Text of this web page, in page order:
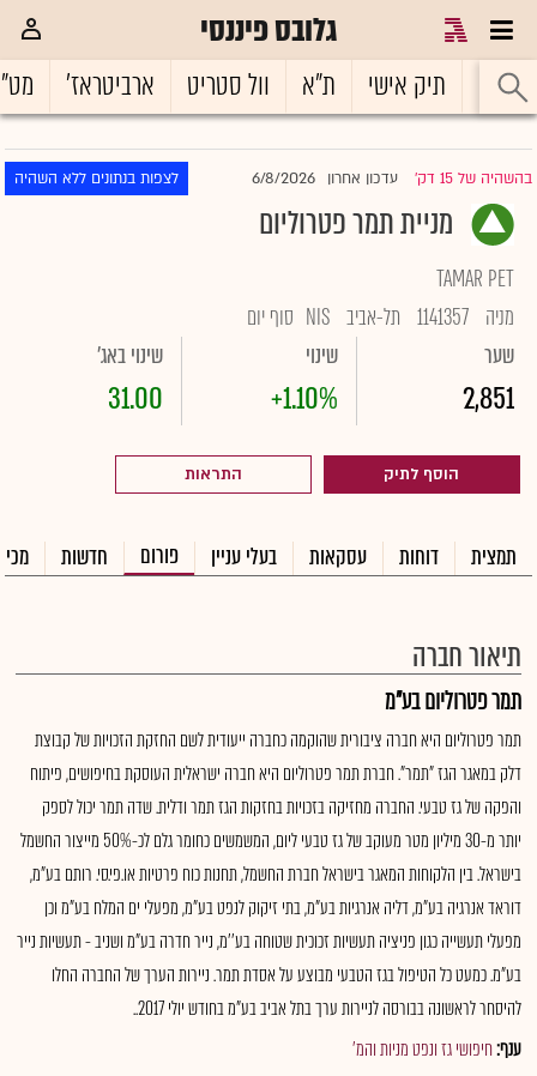
גלובס פיננסי
ראשי תיק אישי ת"א וול סטריט ארביטראז'
בהשהיה של 15 דק' |עדכון אחרון 6/8/2026 לצפות בנתונים ללא השהיה
מניית תמר פטרוליום
TAMAR PET
מניה 1141357 תל-אביב NIS סוף יום
שער
2,851
שינוי
+1.10%
שינוי באג'
31.00
הוסף לתיק התראות
תמצית דוחות עסקאות בעלי עניין פורום חדשות
תיאור חברה
תמר פטרוליום בע"מ
תמר פטרוליום היא חברה ציבורית שהוקמה כחברה ייעודית לשם החזקת הזכויות של קבוצת
דלק במאגר הגז "תמר". חברת תמר פטרוליום היא חברה ישראלית העוסקת בחיפושים, פיתוח
והפקה של גז טבעי. החברה מחזיקה בזכויות בחזקות הגז תמר ודלית. שדה תמר יכול לספק
יותר מ-30 מיליון מטר מעוקב של גז טבעי ליום, המשמשים כחומר גלם לכ-50% מייצור החשמל
בישראל. בין הלקוחות המאגר בישראל חברת החשמל, תחנות כוח פרטיות או.פי.סי. רותם בע"מ,
דוראד אנרגיה בע"מ, דליה אנרגיות בע"מ, בתי זיקוק לנפט בע"מ, מפעלי ים המלח בע"מ וכן
מפעלי תעשייה כגון פניציה תעשיות זכוכית שטוחה בע’'מ, נייר חדרה בע"מ ושניב - תעשיות נייר
בע"מ. כמעט כל הטיפול בגז הטבעי מבוצע על אסדת תמר. ניירות הערך של החברה החלו
להיסחר לראשונה בבורסה לניירות ערך בתל אביב בע"מ בחודש יולי 2017..
ענף:חיפושי גז ונפט מניות והמ'